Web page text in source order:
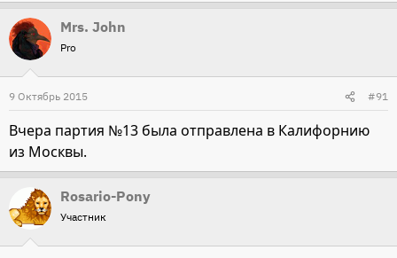
Mrs. John
Pro
9 Октябрь 2015 #91
Вчера партия №13 была отправлена в Калифорнию
из Москвы.
Rosario-Pony
Участник